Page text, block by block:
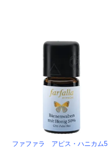
ファファラ アピス・ハニカム5